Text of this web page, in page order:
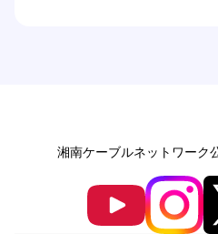
湘南ケーブルネットワーク